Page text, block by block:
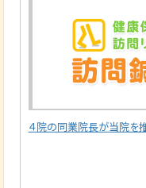
４院の同業院長が当院を